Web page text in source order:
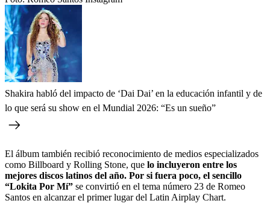
Shakira habló del impacto de ‘Dai Dai’ en la educación infantil y de
lo que será su show en el Mundial 2026: “Es un sueño”
El álbum también recibió reconocimiento de medios especializados
como Billboard y Rolling Stone, que lo incluyeron entre los
mejores discos latinos del año. Por si fuera poco, el sencillo
“Lokita Por Mí” se convirtió en el tema número 23 de Romeo
Santos en alcanzar el primer lugar del Latin Airplay Chart.